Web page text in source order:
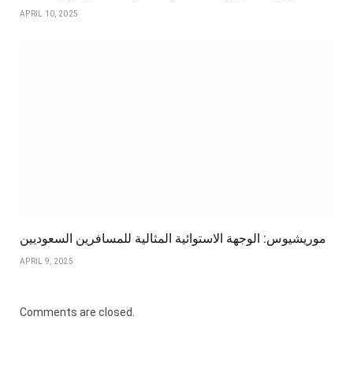
APRIL 10, 2025
موريشيوس: الوجهة الاستوائية المثالية للمسافرين السعوديين
APRIL 9, 2025
Comments are closed.